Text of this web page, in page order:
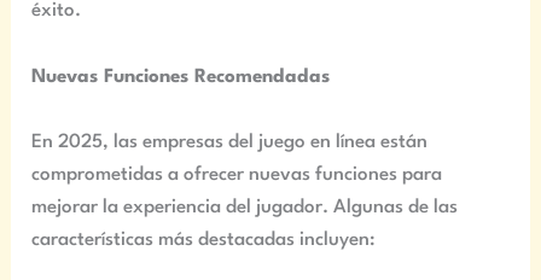
éxito.
Nuevas Funciones Recomendadas
En 2025, las empresas del juego en línea están
comprometidas a ofrecer nuevas funciones para
mejorar la experiencia del jugador. Algunas de las
características más destacadas incluyen: